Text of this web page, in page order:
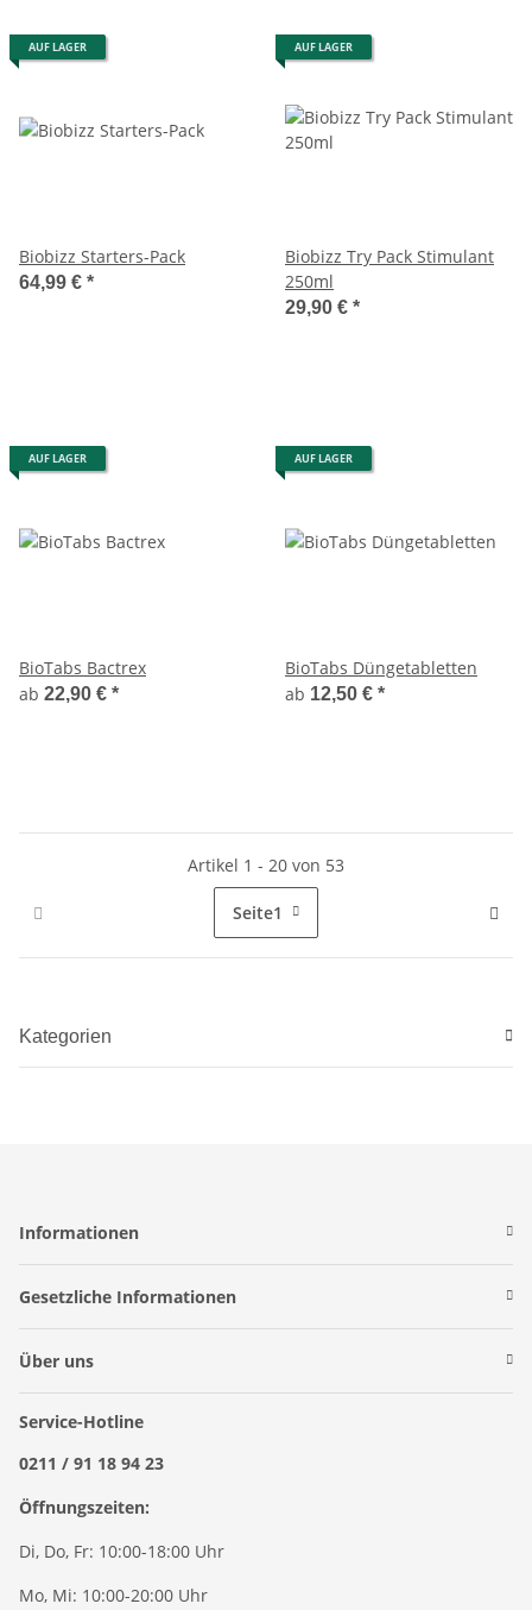
AUF LAGER
Biobizz Starters-Pack
64,99 € *
AUF LAGER
Biobizz Try Pack Stimulant
250ml
29,90 € *
AUF LAGER
BioTabs Bactrex
ab 22,90 € *
AUF LAGER
BioTabs Düngetabletten
ab 12,50 € *
Artikel 1 - 20 von 53
Seite1
Kategorien
Informationen
Gesetzliche Informationen
Über uns
Service-Hotline
0211 / 91 18 94 23
Öffnungszeiten:
Di, Do, Fr: 10:00-18:00 Uhr
Mo, Mi: 10:00-20:00 Uhr